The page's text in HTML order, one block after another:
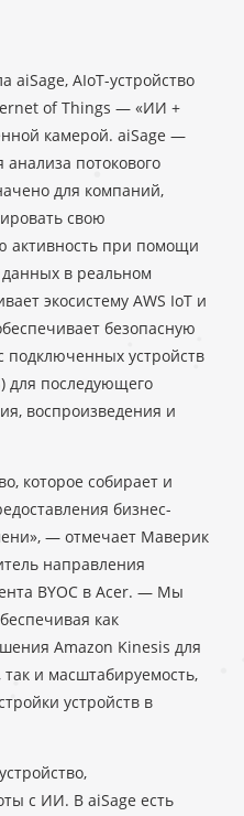
aiSage, AIoT-устройство
of Things — «ИИ +
камерой. aiSage —
потокового
для компаний,
свою
активность при помощи
данных в реальном
экосистему AWS IoT и
безопасную
подключенных устройств
для последующего
воспроизведения и
которое собирает и
бизнес-
— отмечает Маверик
направления
BYOC в Acer. — Мы
как
Amazon Kinesis для
и масштабируемость,
устройств в
с ИИ. В aiSage есть